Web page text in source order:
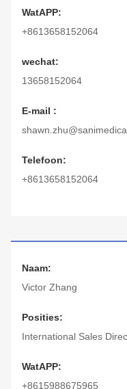
WatAPP:
+8613658152064
wechat:
13658152064
E-mail :
Telefoon:
+8613658152064
Naam:
Victor Zhang
Posities:
International Sales
WatAPP:
+8615988675965